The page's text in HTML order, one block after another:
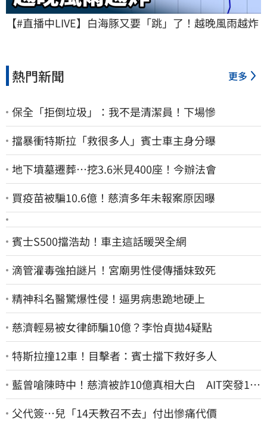
【#直播中LIVE】白海豚又要「跳」了！越晚風雨越炸
熱門新聞 更多
保全「拒倒垃圾」：我不是清潔員！下場慘
擋暴衝特斯拉「救很多人」賓士車主身分曝
地下墳墓遷葬…挖3.6米見400座！今辦法會
買疫苗被騙10.6億！慈濟多年未報案原因曝
賓士S500擋浩劫！車主這話暖哭全網
滴管灌毒強拍謎片！宮廟男性侵傳播妹致死
精神科名醫驚爆性侵！逼男病患跪地硬上
慈濟輕易被女律師騙10億？李怡貞拋4疑點
特斯拉撞12車！目擊者：賓士擋下救好多人
藍曾嗆陳時中！慈濟被詐10億真相大白 AIT突發1文
酸爆…他笑：真的很會
父代簽…兒「14天教召不去」付出慘痛代價